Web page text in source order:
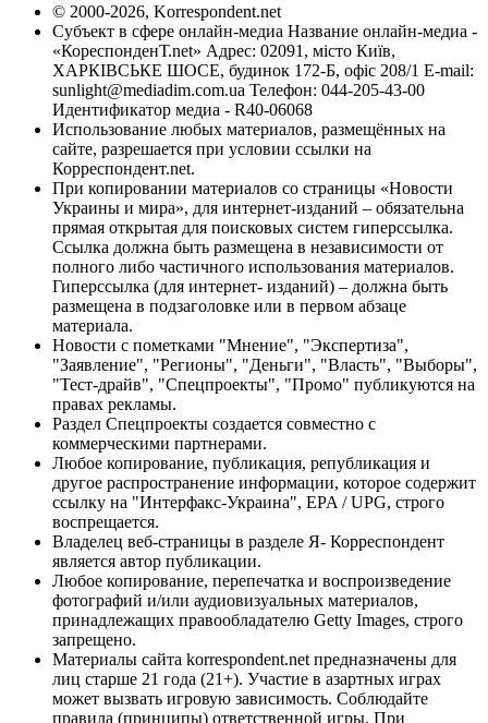
© 2000-2026, Korrespondent.net
Субъект в сфере онлайн-медиа Название онлайн-медиа -
«КореспонденТ.net» Адрес: 02091, місто Київ,
ХАРКІВСЬКЕ ШОСЕ, будинок 172-Б, офіс 208/1 E-mail:
sunlight@mediadim.com.ua Телефон: 044-205-43-00
Идентификатор медиа - R40-06068
Использование любых материалов, размещённых на
сайте, разрешается при условии ссылки на
Корреспондент.net.
При копировании материалов со страницы «Новости
Украины и мира», для интернет-изданий – обязательна
прямая открытая для поисковых систем гиперссылка.
Ссылка должна быть размещена в независимости от
полного либо частичного использования материалов.
Гиперссылка (для интернет- изданий) – должна быть
размещена в подзаголовке или в первом абзаце
материала.
Новости с пометками "Мнение", "Экспертиза",
"Заявление", "Регионы", "Деньги", "Власть", "Выборы",
"Тест-драйв", "Спецпроекты", "Промо" публикуются на
правах рекламы.
Раздел Спецпроекты создается совместно с
коммерческими партнерами.
Любое копирование, публикация, републикация и
другое распространение информации, которое содержит
ссылку на "Интерфакс-Украина", EPA / UPG, строго
воспрещается.
Владелец веб-страницы в разделе Я- Корреспондент
является автор публикации.
Любое копирование, перепечатка и воспроизведение
фотографий и/или аудиовизуальных материалов,
принадлежащих правообладателю Getty Images, строго
запрещено.
Материалы сайта korrespondent.net предназначены для
лиц старше 21 года (21+). Участие в азартных играх
может вызвать игровую зависимость. Соблюдайте
правила (принципы) ответственной игры. При